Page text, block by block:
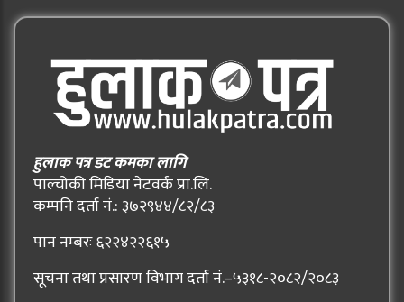
हुलाक पत्र डट कमका लागि
पाल्चोकी मिडिया नेटवर्क प्रा.लि.
कम्पनि दर्ता नं.: ३७२९४४/८२/८३
पान नम्बरः ६२२४२२६१५
सूचना तथा प्रसारण विभाग दर्ता नं.–५३१८-२०८२/२०८३